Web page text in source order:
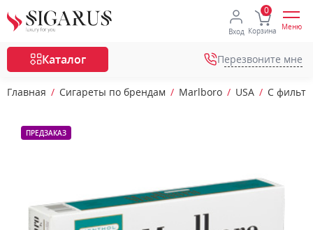
Вход Корзина Меню
Каталог Перезвоните мне
Главная Сигареты по брендам Marlboro USA С
ПРЕДЗАКАЗ